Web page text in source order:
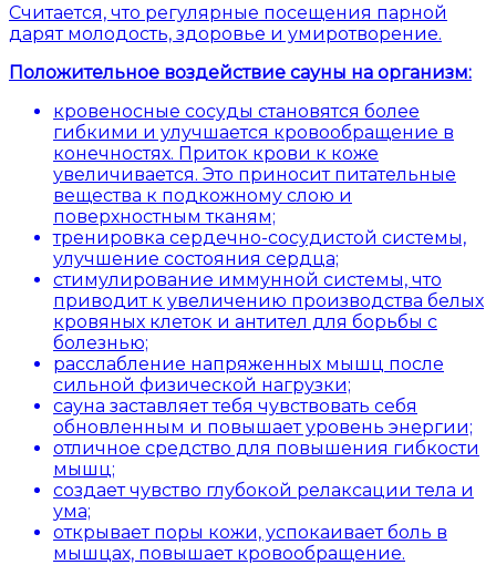
Считается, что регулярные посещения парной
дарят молодость, здоровье и умиротворение.
Положительное воздействие сауны на организм:
кровеносные сосуды становятся более
гибкими и улучшается кровообращение в
конечностях. Приток крови к коже
увеличивается. Это приносит питательные
вещества к подкожному слою и
поверхностным тканям;
тренировка сердечно-сосудистой системы,
улучшение состояния сердца;
стимулирование иммунной системы, что
приводит к увеличению производства белых
кровяных клеток и антител для борьбы с
болезнью;
расслабление напряженных мышц после
сильной физической нагрузки;
сауна заставляет тебя чувствовать себя
обновленным и повышает уровень энергии;
отличное средство для повышения гибкости
мышц;
создает чувство глубокой релаксации тела и
ума;
открывает поры кожи, успокаивает боль в
мышцах, повышает кровообращение.